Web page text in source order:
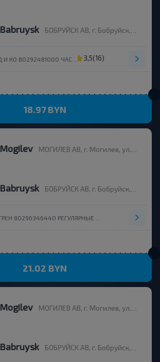
Babruysk БОБРУЙСК АВ, г. Бобруйск, ул. Станционная, 5, Беларусь
3,5(16)
18.97 BYN
Mogilev МОГИЛЕВ АВ, г. Могилев, ул. Ленинская 93, Беларусь
Babruysk БОБРУЙСК АВ, г. Бобруйск, ул. Станционная, 5, Беларусь
21.02 BYN
Mogilev МОГИЛЕВ АВ, г. Могилев, ул. Ленинская 93, Беларусь
Babruysk БОБРУЙСК АВ, г. Бобруйск, ул. Станционная, 5, Беларусь